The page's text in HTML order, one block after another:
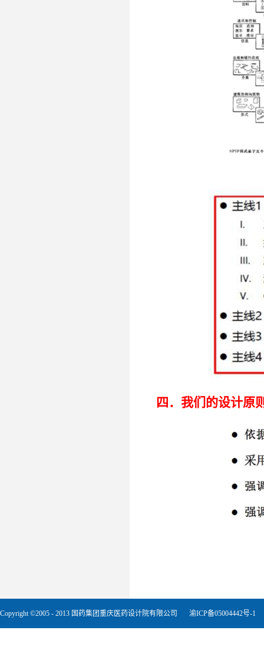
四．我们的设计原
Copyright ©2005 - 2013 国药集团重庆医药设计院有限公司 渝ICP备05004442号-1